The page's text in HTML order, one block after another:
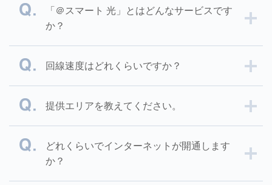
「＠スマート 光」とはどんなサービスです
か？
回線速度はどれくらいですか？
提供エリアを教えてください。
どれくらいでインターネットが開通します
か？